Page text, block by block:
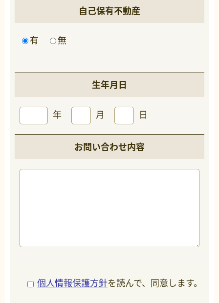
自己保有不動産
有 無
生年月日
年 月 日
お問い合わせ内容
個人情報保護方針を読んで、同意します。